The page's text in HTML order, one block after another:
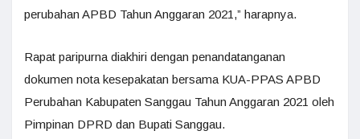
perubahan APBD Tahun Anggaran 2021,” harapnya.
Rapat paripurna diakhiri dengan penandatanganan
dokumen nota kesepakatan bersama KUA-PPAS APBD
Perubahan Kabupaten Sanggau Tahun Anggaran 2021 oleh
Pimpinan DPRD dan Bupati Sanggau.